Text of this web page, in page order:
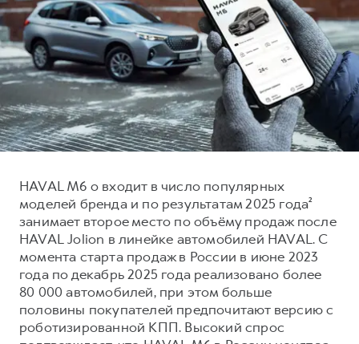
DARGO
от 3 199 000 ₽
DARGO X
от 3 499 000 ₽
F7
от 2 899 000 ₽
F7X
от 3 599 000 ₽
от 3 449 000 ₽
Тест-драйв
Трейд-ин
КРЕДИТ И СТРАХОВАНИЕ
Кредитный калькулятор
Страхование
Кредит
КОРПОРАТИВНЫМ КЛИЕНТАМ
Для малого бизнеса
Корпоративным клиентам
Крупным корпоративным клиентам
Система управления автопарком
СЕРВИСНОЕ ОБСЛУЖИВАНИЕ
Нулевое ТО
Программа «Помощь на дороге»
Регламенты технического обслуживания
Электронный ПТС
GWM Безопасность
Гарантия HAVAL
Мобильное приложение GWM
Программа «HAVAL Защита+»
Руководства по эксплуатации
Подписки
О дилере
Контакты
HAVAL M6 о входит в число популярных
моделей бренда и по результатам 2025 года²
занимает второе место по объёму продаж после
HAVAL Jolion в линейке автомобилей HAVAL. С
момента старта продаж в России в июне 2023
года по декабрь 2025 года реализовано более
80 000 автомобилей, при этом больше
половины покупателей предпочитают версию с
роботизированной КПП. Высокий спрос